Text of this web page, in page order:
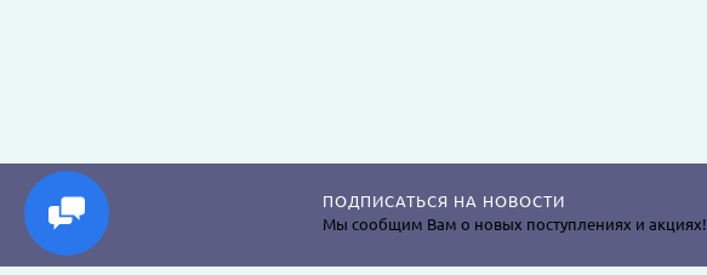
ПОДПИСАТЬСЯ НА НОВОСТИ
Мы сообщим Вам о новых поступлениях и акциях!